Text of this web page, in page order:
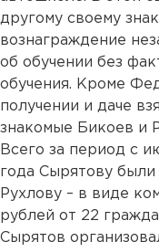
другому своему
вознаграждение
об обучении без
обучения. Кроме
получении и даче
знакомые Бикоев и
Всего за период с
года Сырятову были
Рухлову – в виде
рублей от 22
Сырятов